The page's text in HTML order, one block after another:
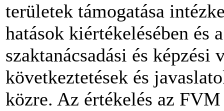
területek támogatása
hatások kiértékelésében és
szaktanácsadási és képzési
következtetések és
közre. Az értékelés az